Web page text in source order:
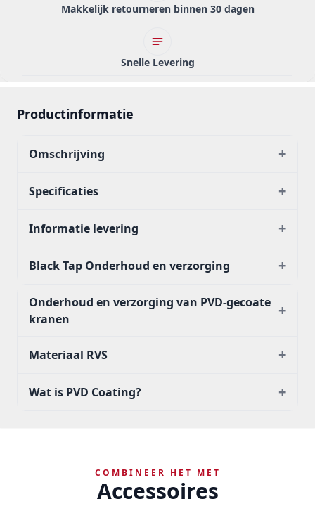
Makkelijk retourneren binnen 30 dagen
Snelle Levering
Productinformatie
Omschrijving +
Specificaties +
Informatie levering +
Black Tap Onderhoud en verzorging +
Onderhoud en verzorging van PVD-gecoate
kranen
+
Materiaal RVS +
Wat is PVD Coating? +
COMBINEER HET MET
Accessoires